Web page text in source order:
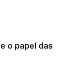
o papel das